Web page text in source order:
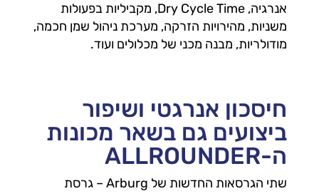
אנרגיה, Dry Cycle Time, מקביליות בפעולות
משניות, מהירויות הזרקה, מערכת ניהול שמן חכמה,
מודולריות, מבנה מכני של מכלולים ועוד.
חיסכון אנרגטי ושיפור
ביצועים גם בשאר מכונות
ה-ALLROUNDER
שתי הגרסאות החדשות של Arburg – גרסת